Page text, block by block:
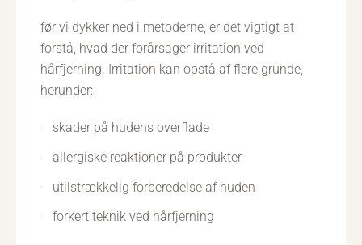
før vi dykker ned i metoderne, er det vigtigt at
forstå, hvad der forårsager irritation ved
hårfjerning. Irritation kan opstå af flere grunde,
herunder:
skader på hudens overflade
allergiske reaktioner på produkter
utilstrækkelig forberedelse af huden
forkert teknik ved hårfjerning